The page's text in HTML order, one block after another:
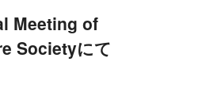
Meeting of
Societyにて